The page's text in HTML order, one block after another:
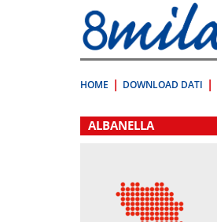
direttamente
a:
Contenuto
HOME DOWNLOAD DATI
.
ALBANELLA